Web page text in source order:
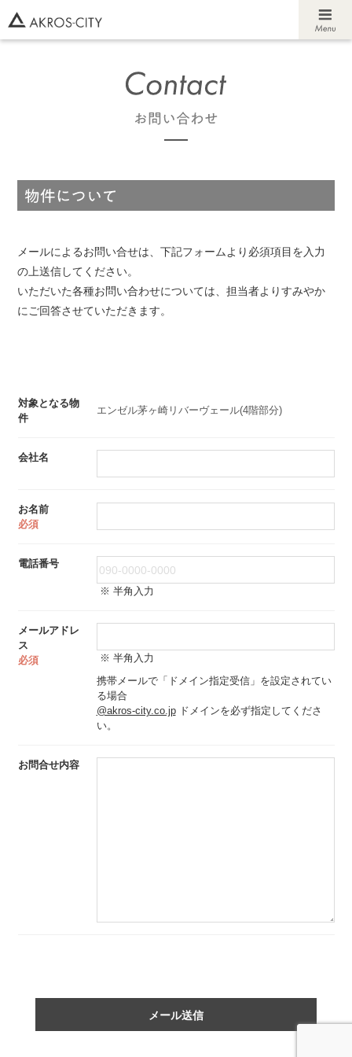
メールによるお問い合せは、下記フォームより必須項目を入力
の上送信してください。
いただいた各種お問い合わせについては、担当者よりすみやか
にご回答させていただきます。
対象となる物
件
エンゼル茅ヶ崎リバーヴェール(4階部分)
会社名
お名前
必須
電話番号
※ 半角入力
メールアドレ
ス
必須
※ 半角入力
携帯メールで「ドメイン指定受信」を設定されてい
る場合
@akros-city.co.jpドメインを必ず指定してくださ
い。
お問合せ内容